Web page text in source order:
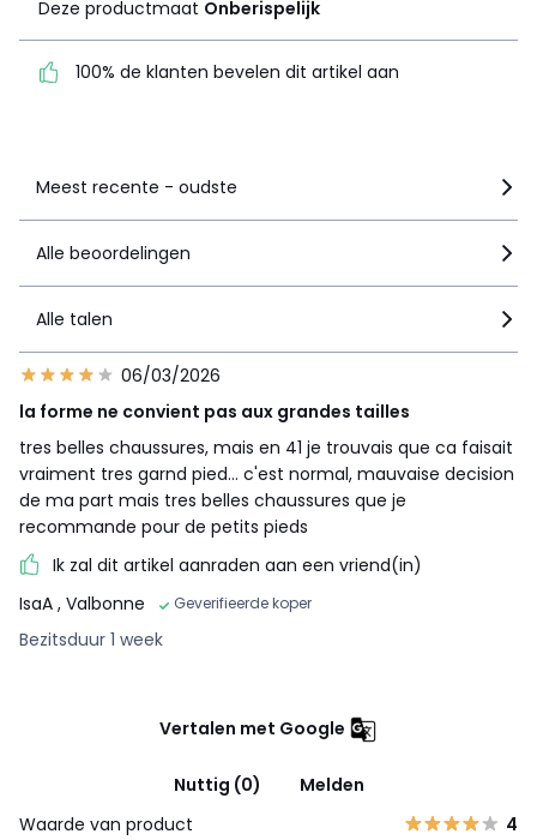
dit artikel aan
Deze productmaat Onberispelijk
100% de klanten bevelen dit artikel aan
Meest recente - oudste
Alle beoordelingen
Alle talen
06/03/2026
la forme ne convient pas aux grandes tailles
tres belles chaussures, mais en 41 je trouvais que ca faisait
vraiment tres garnd pied... c'est normal, mauvaise decision
de ma part mais tres belles chaussures que je
recommande pour de petits pieds
Ik zal dit artikel aanraden aan een vriend(in)
IsaA , Valbonne Geverifieerde koper
Bezitsduur 1 week
Vertalen met Google
Nuttig (0)
Melden
Waarde van product
4